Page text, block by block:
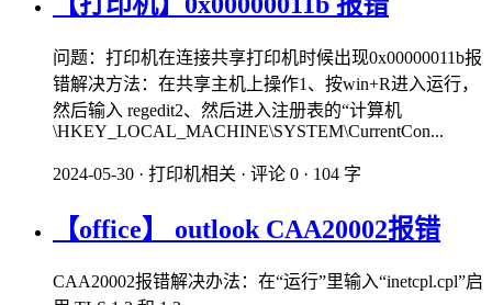
问题：打印机在连接共享打印机时候出现0x00000011b报
错解决方法：在共享主机上操作1、按win+R进入运行，
然后输入 regedit2、然后进入注册表的“计算机
\HKEY_LOCAL_MACHINE\SYSTEM\CurrentCon...
2024-05-30 · 打印机相关 · 评论 0 · 104 字
【office】 outlook CAA20002报错
CAA20002报错解决办法：在“运行”里输入“inetcpl.cpl”启